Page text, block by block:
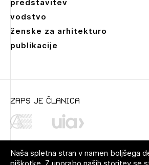
predstavitev
vodstvo
ženske za arhitekturo
publikacije
zaps je članica
Naša spletna stran v namen boljšega